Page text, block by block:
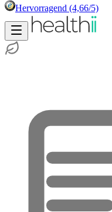
Hervorragend (4,66/5)